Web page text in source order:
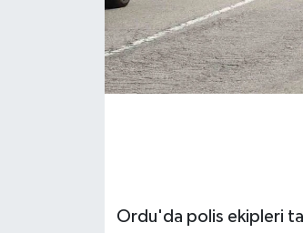
Ordu'da polis ekipleri
Flaş Haber
Gayrimenkul